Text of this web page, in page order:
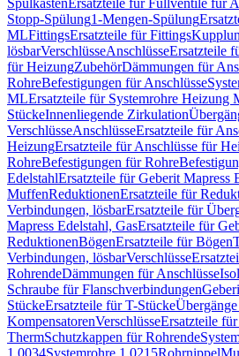
SpülkästenErsatzteile für Füllventile für
Stopp-Spülung1-Mengen-Spülung
MLFittingsErsatzteile für Fittings
lösbarVerschlüsseAnschlüsseErsatzteile
für HeizungZubehörDämmungen für
RohreBefestigungen für Anschlüsse
MLErsatzteile für Systemrohre Heizung
StückeInnenliegende Zirkulation
VerschlüsseAnschlüsseErsatzteile für
HeizungErsatzteile für Anschlüsse für
RohreBefestigungen für Rohre
EdelstahlErsatzteile für Geberit Mapress
MuffenReduktionenErsatzteile für
Verbindungen, lösbarErsatzteile für
Mapress Edelstahl, GasErsatzteile für
ReduktionenBögenErsatzteile für Bögen
Verbindungen, lösbarVerschlüsse
RohrendeDämmungen für Anschlüsse
Schraube für Flanschverbindungen
StückeErsatzteile für T-Stücke
KompensatorenVerschlüsseErsatzteile
ThermSchutzkappen für Rohrende
1.0034Systemrohre 1.0215Rohrnippel